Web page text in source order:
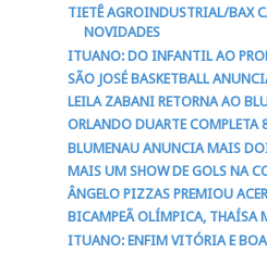
TIETÊ AGROINDUSTRIAL/BAX
NOVIDADES
ITUANO: DO INFANTIL AO
SÃO JOSÉ BASKETBALL
LEILA ZABANI RETORNA AO
ORLANDO DUARTE COMPLETA
BLUMENAU ANUNCIA MAIS
MAIS UM SHOW DE GOLS NA
ÂNGELO PIZZAS PREMIOU
BICAMPEÃ OLÍMPICA, THAÍSA
ITUANO: ENFIM VITÓRIA E